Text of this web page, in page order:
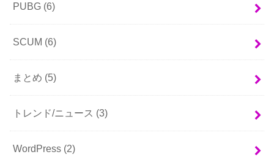
PUBG (6)
SCUM (6)
まとめ (5)
トレンド/ニュース (3)
WordPress (2)